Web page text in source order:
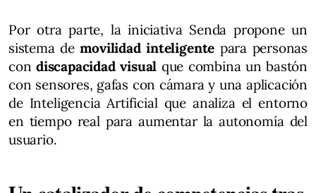
Por otra parte, la iniciativa Senda propone un
sistema demovilidad inteligente para personas
con discapacidad visual que combina un bastón
con sensores, gafas con cámara y una aplicación
de Inteligencia Artificial que analiza el entorno
en tiempo real para aumentar la autonomía del
usuario.